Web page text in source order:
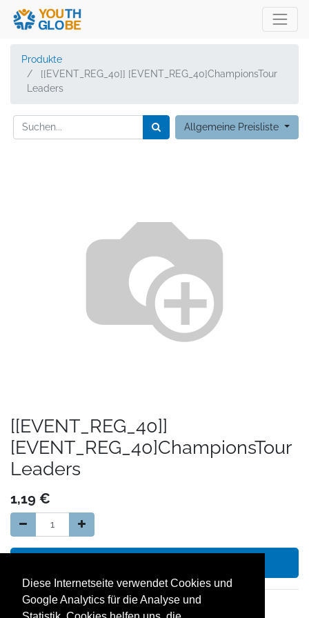
Diese Internetseite verwendet Cookies und
Google Analytics für die Analyse und
Produkte
[[EVENT_REG_40]] [EVENT_REG_40]ChampionsTour
Leaders
Allgemeine Preisliste
[[EVENT_REG_40]]
[EVENT_REG_40]ChampionsTour
Leaders
1,19 €
14 Tage Geld zurück Garantie